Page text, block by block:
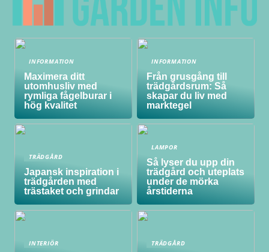
INFORMATION
Maximera ditt
utomhusliv med
rymliga fågelburar i
hög kvalitet
INFORMATION
Från grusgång till
trädgårdsrum: Så
skapar du liv med
marktegel
TRÄDGÅRD
Japansk inspiration i
trädgården med
trästaket och grindar
LAMPOR
Så lyser du upp din
trädgård och uteplats
under de mörka
årstiderna
INTERIÖR TRÄDGÅRD